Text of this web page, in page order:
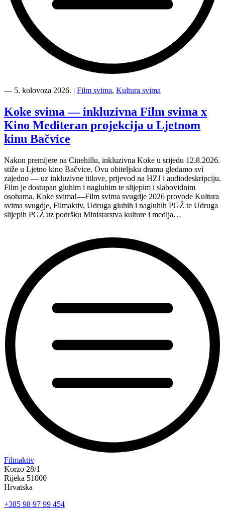
Mediteran
Film
svima
nastavljaju
inkluzivnu
turneju
Hvaru”
― 5. kolovoza 2026. | Film svima, Kultura svima
Koke svima — inkluzivna Film svima x
Kino Mediteran projekcija u Ljetnom
kinu Bačvice
Nakon premijere na Cinehillu, inkluzivna Koke u srijedu 12.8.2026.
stiže u Ljetno kino Bačvice. Ovu obiteljsku dramu gledamo svi
zajedno — uz inkluzivne titlove, prijevod na HZJ i audiodeskripciju.
Film je dostupan gluhim i nagluhim te slijepim i slabovidnim
osobama. Koke svima!—Film svima svugdje 2026 provode Kultura
svima svugdje, Filmaktiv, Udruga gluhih i nagluhih PGŽ te Udruga
slijepih PGŽ uz podršku Ministarstva kulture i medija…
“Koke
svima
—
inkluzivna
svima
Filmaktiv
Korzo 28/1
Rijeka 51000
Hrvatska
+385 98 97 99 454